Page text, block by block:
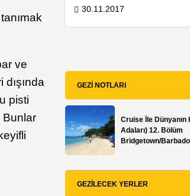
ve
pisti
Bunlar
30.11.2017
GEZI NOTLARI
Cruise İle
Adaları) 12. Bölüm
Bridgetown/
GEZILECEK YERLER